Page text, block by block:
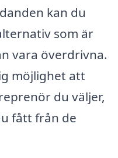
kan du
som är
vara överdrivna.
möjlighet att
du väljer,
fått från de